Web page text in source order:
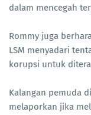
dalam mencegah
Rommy juga
LSM menyadari
korupsi untuk
Kalangan pemuda
melaporkan jika